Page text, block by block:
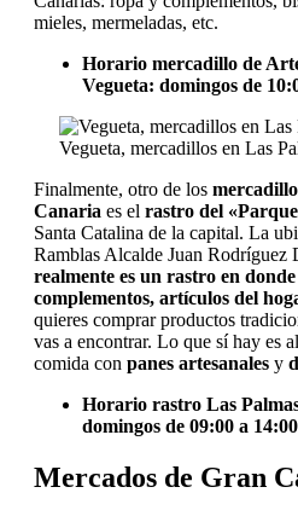
mieles, mermeladas, etc.
Horario mercadillo de
Vegueta: domingos de
Vegueta, mercadillos en Las
Finalmente, otro de los
Canaria es el rastro del
Santa Catalina de la capital. La
Ramblas Alcalde Juan Rodríguez
realmente es un rastro en
complementos, artículos del
quieres comprar productos
vas a encontrar. Lo que sí hay es
comida con panes artesanales y
Horario rastro Las
domingos de 09:00 a
Mercados de Gran